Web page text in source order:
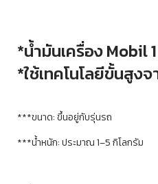
*น้ำมันเครื่อง Mobil 1
*ใช้เทคโนโลยีขั้นสูง
***ขนาด: ขึ้นอยู่กับรุ่นรถ
***น้ำหนัก: ประมาณ 1–5 กิโลกรัม